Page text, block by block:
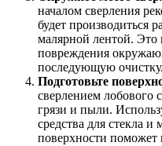
началом сверления
будет производиться
малярной лентой. Это
повреждения
последующую очистку.
Подготовьте
сверлением лобового
грязи и пыли.
средства для стекла
поверхности поможет